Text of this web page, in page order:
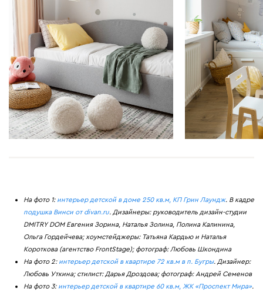
На фото 1: интерьер детской в доме 250 кв.м, КП Грин Лаундж. В кадре
подушка Винси от divan.ru. Дизайнеры: руководитель дизайн-студии
DMITRY DOM Евгения Зорина, Наталья Золина, Полина Калинина,
Ольга Гордейчева; хоумстейджеры: Татьяна Кардью и Наталья
Короткова (агентство FrontStage); фотограф: Любовь Шкондина
На фото 2: интерьер детской в квартире 72 кв.м в п. Бугры. Дизайнер:
Любовь Уткина; стилист: Дарья Дроздова; фотограф: Андрей Семенов
На фото 3: интерьер детской в квартире 60 кв.м, ЖК «Проспект Мира».